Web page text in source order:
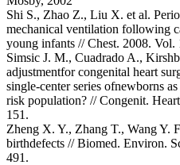
Shi S., Zhao Z., Liu X. et al.
mechanical ventilation following
young infants // Chest. 2008.
Simsic J. M., Cuadrado A.,
adjustmentfor congenital heart
single-center series ofnewborns
risk population? // Congenit.
151.
Zheng X. Y., Zhang T., Wang Y.
birthdefects // Biomed. Environ.
491.